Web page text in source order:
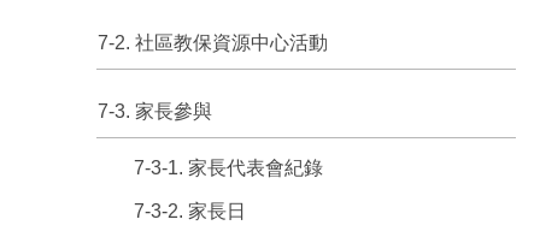
7-2. 社區教保資源中心活動
7-3. 家長參與
7-3-1. 家長代表會紀錄
7-3-2. 家長日